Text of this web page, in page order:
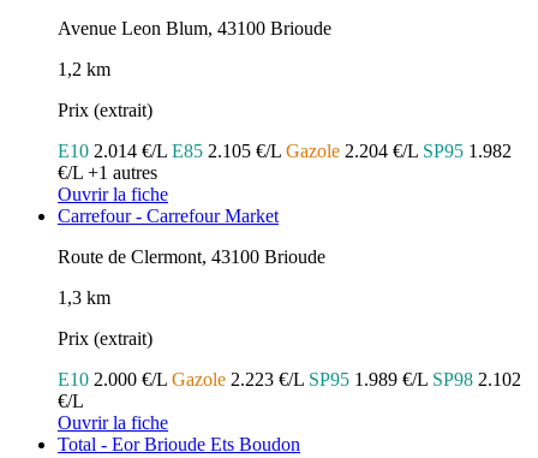
Avenue Leon Blum, 43100 Brioude
1,2 km
Prix (extrait)
E10 2.014 €/L E85 2.105 €/L Gazole 2.204 €/L SP95 1.982
€/L +1 autres
Ouvrir la fiche
Carrefour - Carrefour Market
Route de Clermont, 43100 Brioude
1,3 km
Prix (extrait)
E10 2.000 €/L Gazole 2.223 €/L SP95 1.989 €/L SP98 2.102
€/L
Ouvrir la fiche
Total - Eor Brioude Ets Boudon